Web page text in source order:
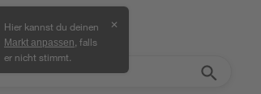
Hier kannst du deinen
Markt anpassen , falls
er nicht stimmt.
✕